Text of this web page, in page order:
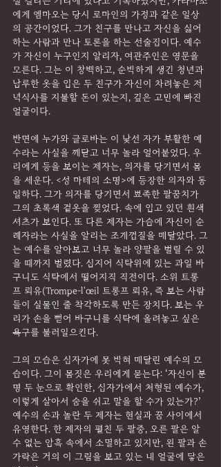
에게 엠마오는 당시 로마인의 가정과 같은 일상
의 공간이었다. 그가 친구를 만나고 자신을 싫어
하는 사람과 만나 토론을 하는 선술집이다. 예수
가 자신이 누구인지 알리자, 여관주인은 영문을
모른다. 그는 이 창백하고, 순박하게 생긴 청년과
남루한 옷을 입은 두 친구가 자신이 차려놓은 저
녁식사를 지불할 돈이 있는지, 깊은 고민에 빠진
얼굴이다.
반면에 누가와 글로바는 이 낯선 자가 부활한 예
수라는 사실을 깨닫고 너무 놀라 얼어붙었다. 우
리에게 등을 보이는 제자는, 의자를 당기면서 몸
을 세운다. <성 마테의 소명>에 등장한 의자와 동
일하다. 그가 의자를 당기면서 뾰족한 팔꿈치가
그의 초록색 겉옷을 찢었다. 속에 입고 있던 흰색
셔츠가 보인다. 또 다른 제자는 가슴에 자신이 순
례자라는 사실을 알리는 조개껍질을 매달았다. 그
는 예수를 알아보고 너무 놀라 양팔을 벌릴 수 있
을 때까지 벌렸다. 심지어 식탁위에 있는 과일 바
구니도 식탁에서 떨어지직 직전이다. 소위 트롱
프 뢰유(Trompe-l'œil 트롱프 뢰유, 즉 보는 사람
들이 실물인 줄 착각하도록 만든 장치다. 보는 우
리가 손을 뻗어 바구니를 식탁에 올려놓고 싶은
욕구를 불러일으킨다.
그의 모습은 십자가에 못 박혀 매달린 예수의 모
습이다. 그이 몸짓은 우리에게 묻는다: ‘자신이 분
명 두 눈으로 확인한, 십자가에서 처형된 예수가,
이렇게 살아서 숨을 쉬고 말을 할 수가 있는가?’
예수의 손과 놀란 두 제자는 현실과 꿈 사이에서
유영한다. 한 제자의 펼친 두 팔중, 오른 팔은 알
수 없는 암흑 속에서 소멸하고 있지만, 왼 팔과 손
가락은 거의 이 그림을 보고 있는 내 얼굴에 닿은